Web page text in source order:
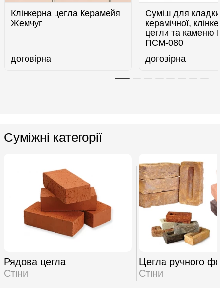
Клінкерна цегла Керамейя
Жемчуг
договірна
Суміш для
керамічної,
цегли та каменю
ПСМ-080
договірна
Суміжні категорії
Рядова цегла
Стіни
Цегла ручного
Стіни